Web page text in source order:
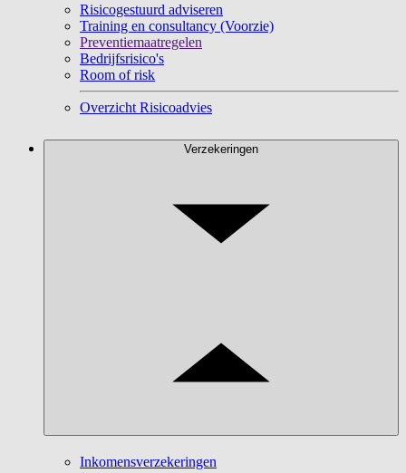
Risicogestuurd adviseren
Training en consultancy (Voorzie)
Preventiemaatregelen
Bedrijfsrisico's
Room of risk
Overzicht Risicoadvies
Verzekeringen
Inkomensverzekeringen